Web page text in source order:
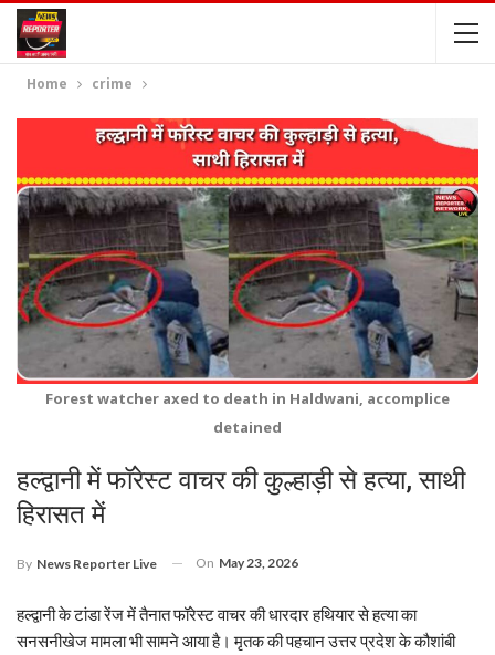
Home crime
Forest watcher axed to death in Haldwani, accomplice
detained
हल्द्वानी में फॉरेस्ट वाचर की कुल्हाड़ी से हत्या, साथी
हिरासत में
By News Reporter Live On May 23, 2026
हल्द्वानी के टांडा रेंज में तैनात फॉरेस्ट वाचर की धारदार हथियार से हत्या का
सनसनीखेज मामला भी सामने आया है। मृतक की पहचान उत्तर प्रदेश के कौशांबी